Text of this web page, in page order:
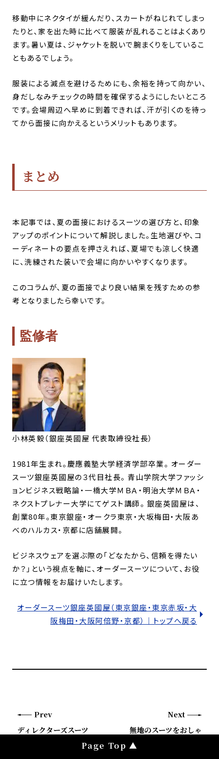
移動中にネクタイが緩んだり、スカートがねじれてしまっ
たりと、家を出た時に比べて服装が乱れることはよくあり
ます。暑い夏は、ジャケットを脱いで腕まくりをしているこ
ともあるでしょう。
服装による減点を避けるためにも、余裕を持って向かい、
身だしなみチェックの時間を確保するようにしたいところ
です。会場周辺へ早めに到着できれば、汗が引くのを待っ
てから面接に向かえるというメリットもあります。
まとめ
本記事では、夏の面接におけるスーツの選び方と、印象
アップのポイントについて解説しました。生地選びや、コ
ーディネートの要点を押さえれば、夏場でも涼しく快適
に、洗練された装いで会場に向かいやすくなります。
このコラムが、夏の面接でより良い結果を残すための参
考となりましたら幸いです。
監修者
小林英毅（銀座英國屋 代表取締役社長）
1981年生まれ。慶應義塾大学経済学部卒業。 オーダー
スーツ銀座英國屋の３代目社長。 青山学院大学ファッシ
ョンビジネス戦略論・一橋大学ＭＢＡ・明治大学ＭＢＡ・
ネクストプレナー大学にてゲスト講師。 銀座英國屋は、
創業80年。東京銀座・オークラ東京・大坂梅田・大阪あ
べのハルカス・京都に店舗展開。
ビジネスウェアを選ぶ際の「どなたから、信頼を得たい
か？」という視点を軸に、オーダースーツについて、お役
に立つ情報をお届けいたします。
オーダースーツ銀座英國屋（東京銀座・東京赤坂・大
阪梅田・大阪阿倍野・京都）｜トップへ戻る
Prev
ディレクターズスーツ
とは？いつどんな場面
で着る？特徴を解説
Next
無地のスーツをおしゃ
れに着るには？印象UP
できる色とコーデ例を